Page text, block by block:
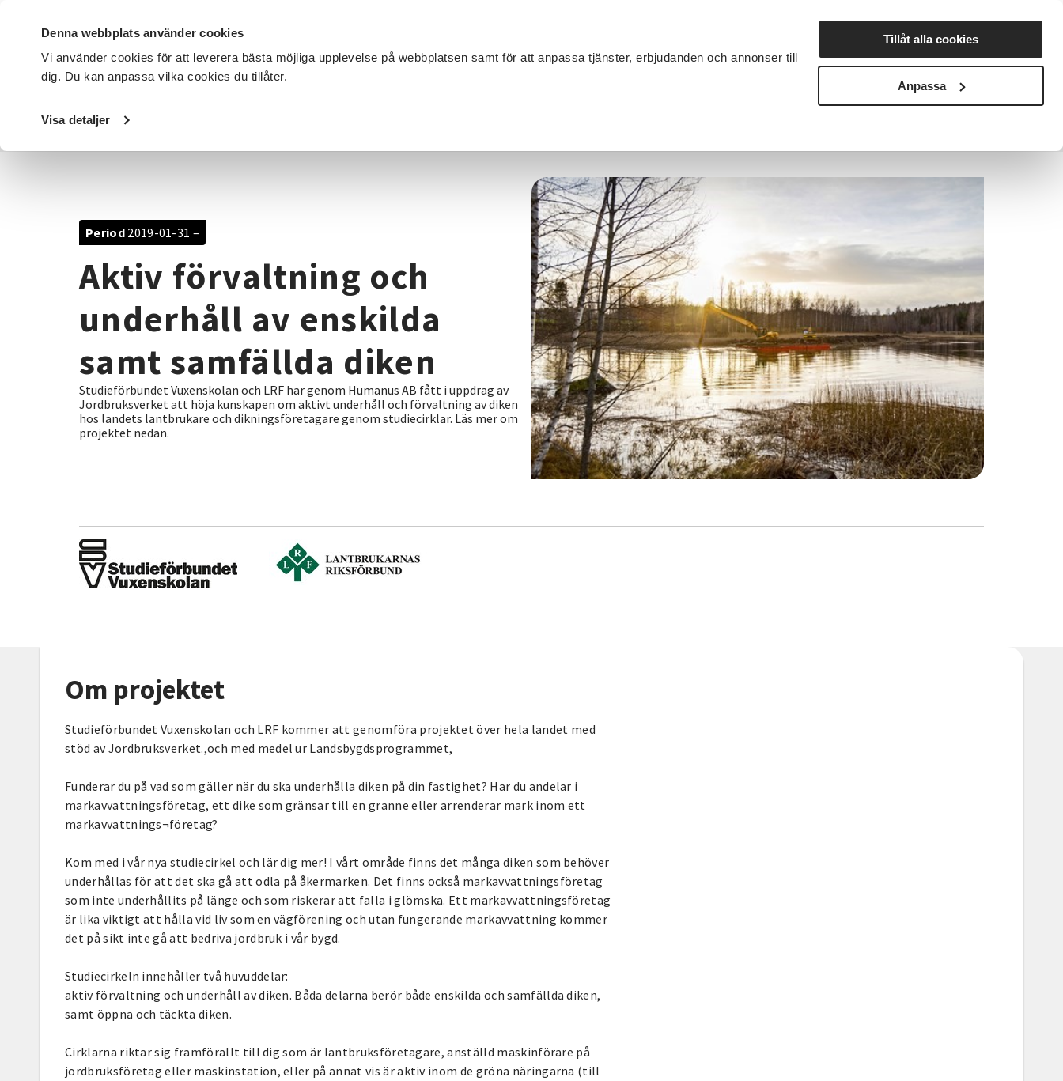
Denna webbplats använder cookies
Vi använder cookies för att leverera bästa möjliga upplevelse på webbplatsen samt för att anpassa tjänster, erbjudanden och annonser till
dig. Du kan anpassa vilka cookies du tillåter.
Visa detaljer
Tillåt alla cookies
Anpassa
DET HÄR GÖR VI FÖR DIG SOM SÖK KURSER OCH EVENEMANG Nyheter Avdelningar
Startsida / Avdelningar
Period 2019-01-31 –
Aktiv förvaltning och
underhåll av enskilda
samt samfällda diken
Studieförbundet Vuxenskolan och LRF har genom Humanus AB fått i uppdrag av
Jordbruksverket att höja kunskapen om aktivt underhåll och förvaltning av diken
hos landets lantbrukare och dikningsföretagare genom studiecirklar. Läs mer om
projektet nedan.
Om projektet
Studieförbundet Vuxenskolan och LRF kommer att genomföra projektet över hela landet med
stöd av Jordbruksverket.,och med medel ur Landsbygdsprogrammet,
Funderar du på vad som gäller när du ska underhålla diken på din fastighet? Har du andelar i
markavvattningsföretag, ett dike som gränsar till en granne eller arrenderar mark inom ett
markavvattnings¬företag?
Kom med i vår nya studiecirkel och lär dig mer! I vårt område finns det många diken som behöver
underhållas för att det ska gå att odla på åkermarken. Det finns också markavvattningsföretag
som inte underhållits på länge och som riskerar att falla i glömska. Ett markavvattningsföretag
är lika viktigt att hålla vid liv som en vägförening och utan fungerande markavvattning kommer
det på sikt inte gå att bedriva jordbruk i vår bygd.
Studiecirkeln innehåller två huvuddelar:
aktiv förvaltning och underhåll av diken. Båda delarna berör både enskilda och samfällda diken,
samt öppna och täckta diken.
Cirklarna riktar sig framförallt till dig som är lantbruksföretagare, anställd maskinförare på
jordbruksföretag eller maskinstation, eller på annat vis är aktiv inom de gröna näringarna (till